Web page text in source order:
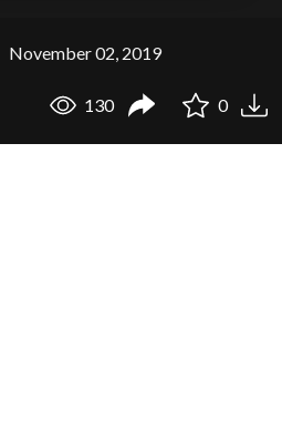
November 02, 2019
130 0